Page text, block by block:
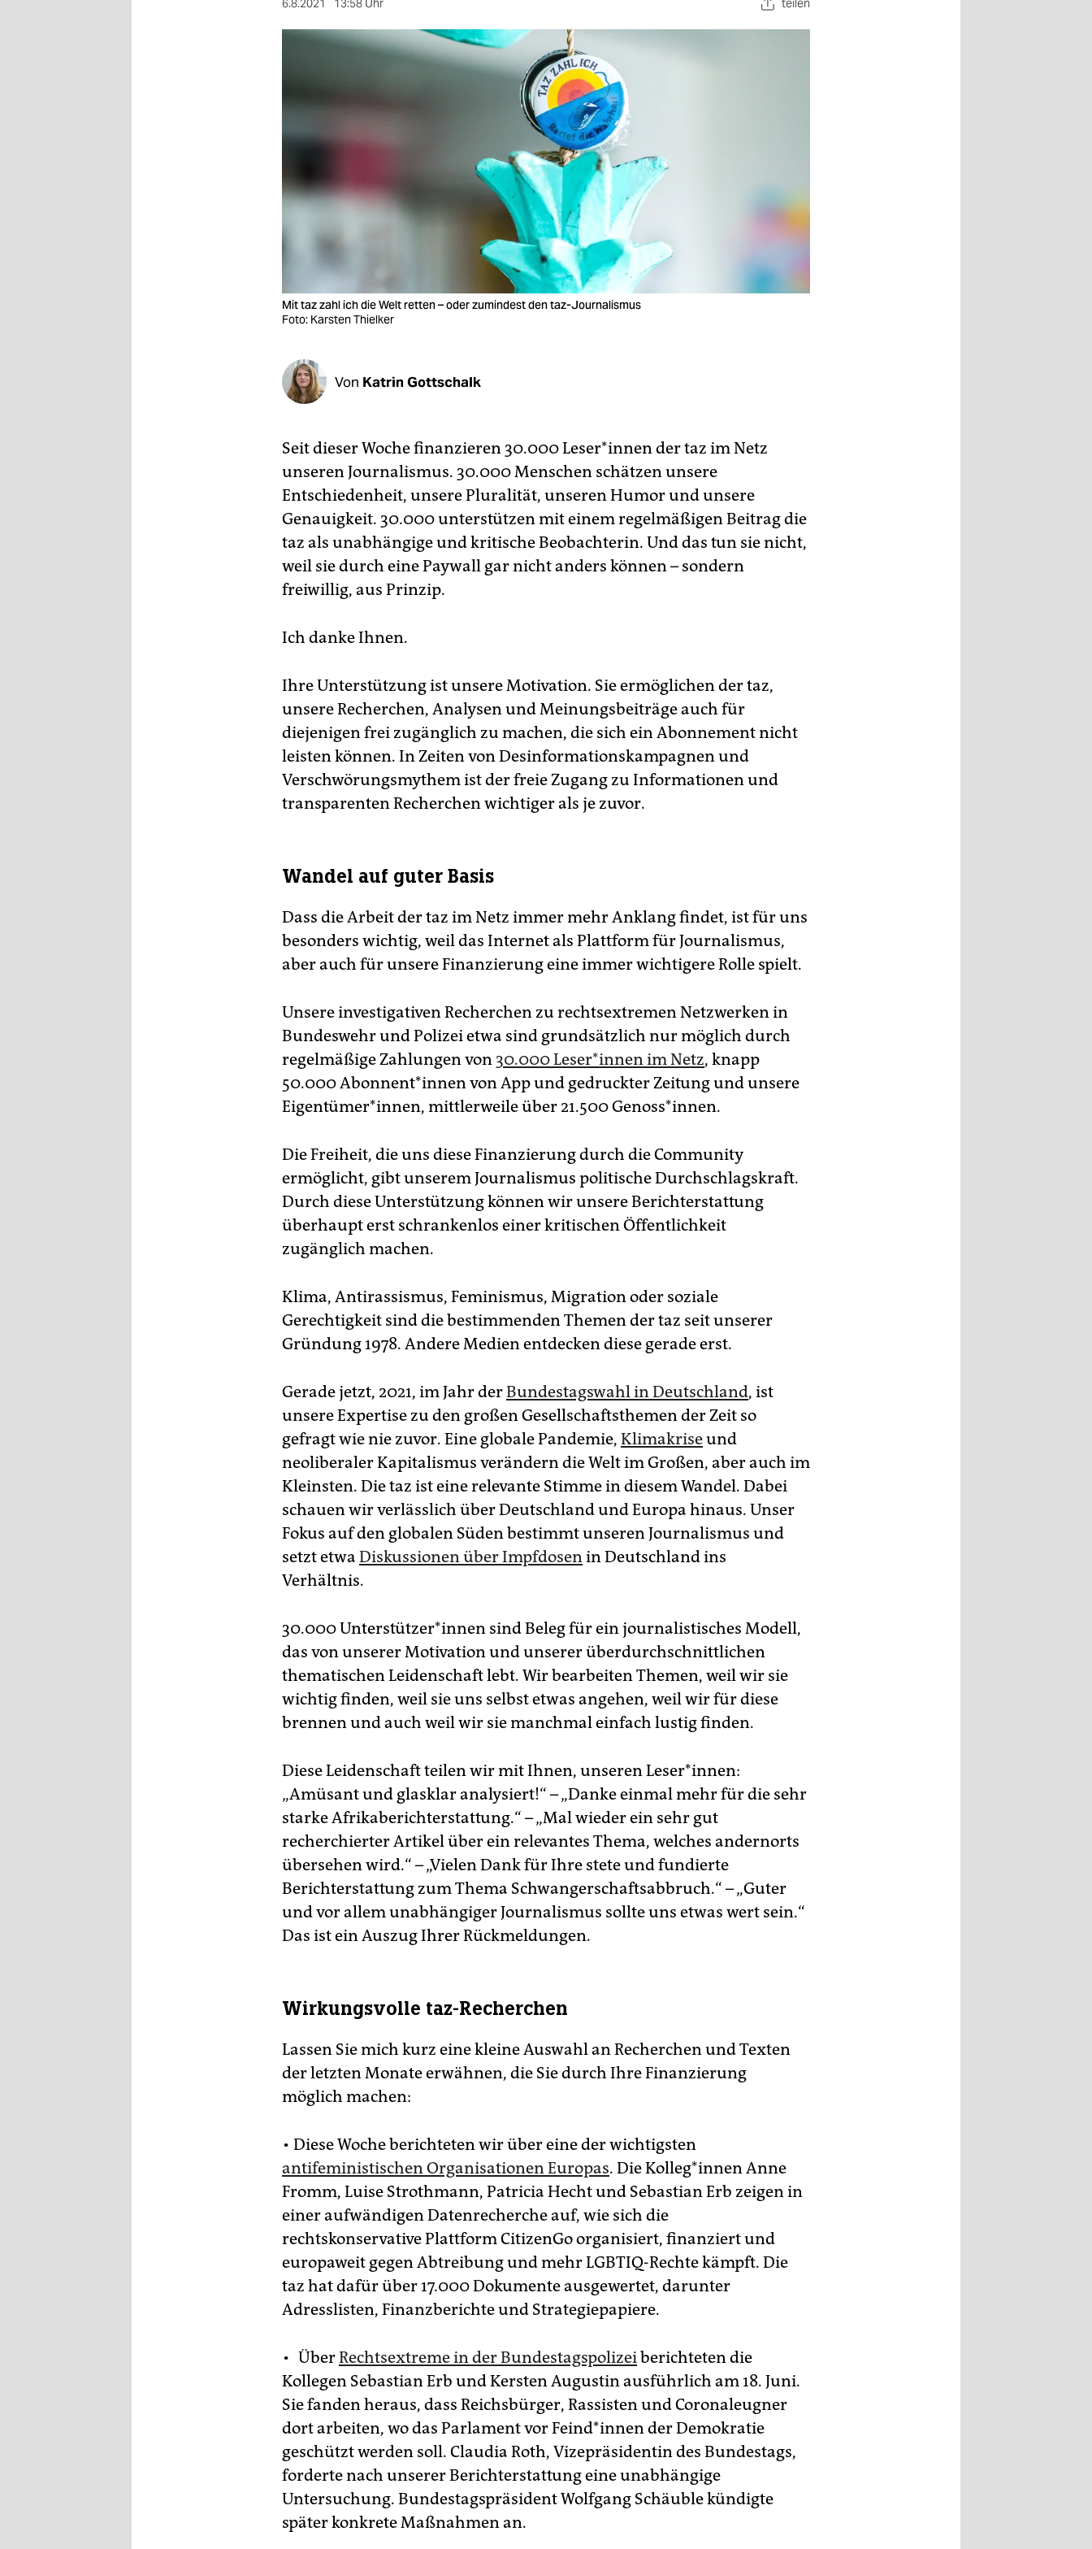
6.8.2021 13:58 Uhr teilen
Mit taz zahl ich die Welt retten – oder zumindest den taz-Journalismus
Foto: Karsten Thielker
Von Katrin Gottschalk
Seit dieser Woche finanzieren 30.000 Le­se­r*in­nen der taz im Netz
unseren Journalismus. 30.000 Menschen schätzen unsere
Entschiedenheit, unsere Pluralität, unseren Humor und unsere
Genauigkeit. 30.000 unterstützen mit einem regelmäßigen Beitrag die
taz als unabhängige und kritische Beobachterin. Und das tun sie nicht,
weil sie durch eine Paywall gar nicht anders können – sondern
freiwillig, aus Prinzip.
Ich danke Ihnen.
Ihre Unterstützung ist unsere Motivation. Sie ermöglichen der taz,
unsere Recherchen, Analysen und Meinungsbeiträge auch für
diejenigen frei zugänglich zu machen, die sich ein Abonnement nicht
leisten können. In Zeiten von Desinformationskampagnen und
Verschwörungsmythem ist der freie Zugang zu Informationen und
transparenten Recherchen wichtiger als je zuvor.
Wandel auf guter Basis
Dass die Arbeit der taz im Netz immer mehr Anklang findet, ist für uns
besonders wichtig, weil das Internet als Plattform für Journalismus,
aber auch für unsere Finanzierung eine immer wichtigere Rolle spielt.
Unsere investigativen Recherchen zu rechtsextremen Netzwerken in
Bundeswehr und Polizei etwa sind grundsätzlich nur möglich durch
regelmäßige Zahlungen von 30.000 Le­se­r*in­nen im Netz, knapp
50.000 Abon­nen­t*in­nen von App und gedruckter Zeitung und unsere
Eigentümer*innen, mittlerweile über 21.500 Genoss*innen.
Die Freiheit, die uns diese Finanzierung durch die Community
ermöglicht, gibt unserem Journalismus politische Durchschlagskraft.
Durch diese Unterstützung können wir unsere Berichterstattung
überhaupt erst schrankenlos einer kritischen Öffentlichkeit
zugänglich machen.
Klima, Antirassismus, Feminismus, Migration oder soziale
Gerechtigkeit sind die bestimmenden Themen der taz seit unserer
Gründung 1978. Andere Medien entdecken diese gerade erst.
Gerade jetzt, 2021, im Jahr derBundestagswahl in Deutschland, ist
unsere Expertise zu den großen Gesellschaftsthemen der Zeit so
gefragt wie nie zuvor. Eine globale Pandemie, Klimakriseund
neoliberaler Kapitalismus verändern die Welt im Großen, aber auch im
Kleinsten. Die taz ist eine relevante Stimme in diesem Wandel. Dabei
schauen wir verlässlich über Deutschland und Europa hinaus. Unser
Fokus auf den globalen Süden bestimmt unseren Journalismus und
setzt etwa Diskussionen über Impfdosenin Deutschland ins
Verhältnis.
30.000 Un­ter­stüt­ze­r*in­nen sind Beleg für ein journalistisches Modell,
das von unserer Motivation und unserer überdurchschnittlichen
thematischen Leidenschaft lebt. Wir bearbeiten Themen, weil wir sie
wichtig finden, weil sie uns selbst etwas angehen, weil wir für diese
brennen und auch weil wir sie manchmal einfach lustig finden.
Diese Leidenschaft teilen wir mit Ihnen, unseren Leser*innen:
„Amüsant und glasklar analysiert!“ – „Danke einmal mehr für die sehr
starke Afrikaberichterstattung.“ – „Mal wieder ein sehr gut
recherchierter Artikel über ein relevantes Thema, welches andernorts
übersehen wird.“ – „Vielen Dank für Ihre stete und fundierte
Berichterstattung zum Thema Schwangerschaftsabbruch.“ – „Guter
und vor allem unabhängiger Journalismus sollte uns etwas wert sein.“
Das ist ein Auszug Ihrer Rückmeldungen.
Wirkungsvolle taz-Recherchen
Lassen Sie mich kurz eine kleine Auswahl an Recherchen und Texten
der letzten Monate erwähnen, die Sie durch Ihre Finanzierung
möglich machen:
• Diese Woche berichteten wir über eine der wichtigsten
antifeministischen Organisationen Europas. Die Kolleg*innen Anne
Fromm, Luise Strothmann, Patricia Hecht und Sebastian Erb zeigen in
einer aufwändigen Datenrecherche auf, wie sich die
rechtskonservative Plattform CitizenGo organisiert, finanziert und
europaweit gegen Abtreibung und mehr LGBTIQ-Rechte kämpft. Die
taz hat dafür über 17.000 Dokumente ausgewertet, darunter
Adresslisten, Finanzberichte und Strategiepapiere.
• ÜberRechtsextreme in der Bundestagspolizeiberichteten die
Kollegen Sebastian Erb und Kersten Augustin ausführlich am 18. Juni.
Sie fanden heraus, dass Reichsbürger, Rassisten und Coronaleugner
dort arbeiten, wo das Parlament vor Fein­d*in­nen der Demokratie
geschützt werden soll. Claudia Roth, Vizepräsidentin des Bundestags,
forderte nach unserer Berichterstattung eine unabhängige
Untersuchung. Bundestagspräsident Wolfgang Schäuble kündigte
später konkrete Maßnahmen an.